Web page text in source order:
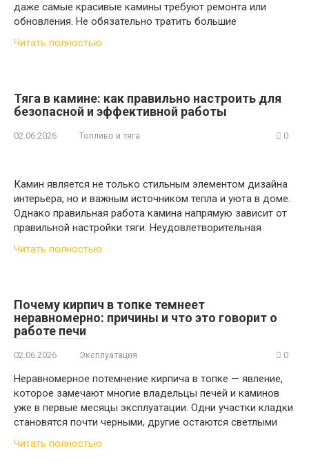
даже самые красивые камины требуют ремонта или
обновления. Не обязательно тратить большие
Читать полностью
Тяга в камине: как правильно настроить для
безопасной и эффективной работы
02.06.2026 Топливо и тяга 0
Камин является не только стильным элементом дизайна
интерьера, но и важным источником тепла и уюта в доме.
Однако правильная работа камина напрямую зависит от
правильной настройки тяги. Неудовлетворительная
Читать полностью
Почему кирпич в топке темнеет
неравномерно: причины и что это говорит о
работе печи
02.06.2026 Эксплуатация 0
Неравномерное потемнение кирпича в топке — явление,
которое замечают многие владельцы печей и каминов
уже в первые месяцы эксплуатации. Одни участки кладки
становятся почти черными, другие остаются светлыми
Читать полностью